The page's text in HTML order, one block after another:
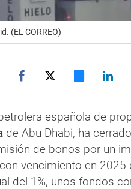
(EL CORREO)
española de
de Abu Dhabi, ha
de bonos por un
vencimiento en 2025
del 1%, unos fondos